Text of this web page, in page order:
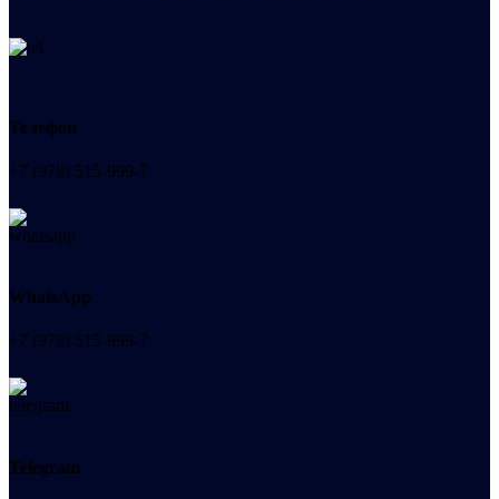
Телефон
+7 (978) 515-999-7
WhatsApp
+7 (978) 515-999-7
Telegram